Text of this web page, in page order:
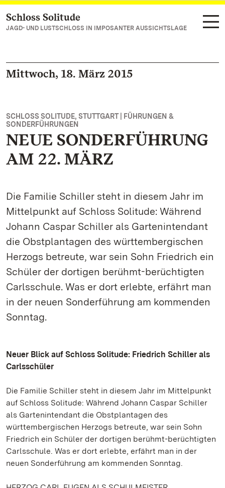
Zum Hauptinhalt springen
Schloss Solitude
JAGD- UND LUSTSCHLOSS IN IMPOSANTER AUSSICHTSLAGE
Mittwoch, 18. März 2015
SCHLOSS SOLITUDE, STUTTGART | FÜHRUNGEN &
SONDERFÜHRUNGEN
NEUE SONDERFÜHRUNG
AM 22. MÄRZ
Die Familie Schiller steht in diesem Jahr im
Mittelpunkt auf Schloss Solitude: Während
Johann Caspar Schiller als Gartenintendant
die Obstplantagen des württembergischen
Herzogs betreute, war sein Sohn Friedrich ein
Schüler der dortigen berühmt-berüchtigten
Carlsschule. Was er dort erlebte, erfährt man
in der neuen Sonderführung am kommenden
Sonntag.
Neuer Blick auf Schloss Solitude: Friedrich Schiller als
Carlsschüler
Die Familie Schiller steht in diesem Jahr im Mittelpunkt
auf Schloss Solitude: Während Johann Caspar Schiller
als Gartenintendant die Obstplantagen des
württembergischen Herzogs betreute, war sein Sohn
Friedrich ein Schüler der dortigen berühmt-berüchtigten
Carlsschule. Was er dort erlebte, erfährt man in der
neuen Sonderführung am kommenden Sonntag.